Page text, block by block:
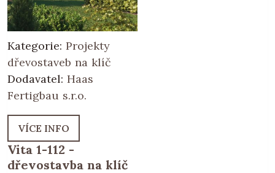
Kategorie: Projekty
dřevostaveb na klíč
Dodavatel: Haas
Fertigbau s.r.o.
VÍCE INFO
Vita 1-112 -
dřevostavba na klíč